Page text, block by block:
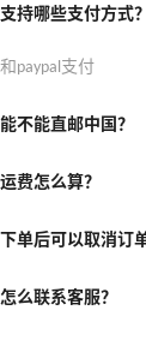
哪些支付方式？
paypal支付
不能直邮中国？
费怎么算？
后可以取消订单
么联系客服？